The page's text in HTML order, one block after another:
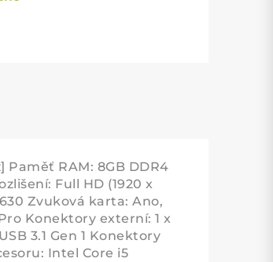
Paměť RAM: 8GB DDR4
Full HD (1920 x
Zvuková karta: Ano,
Konektory externí: 1 x
3.1 Gen 1 Konektory
Intel Core i5